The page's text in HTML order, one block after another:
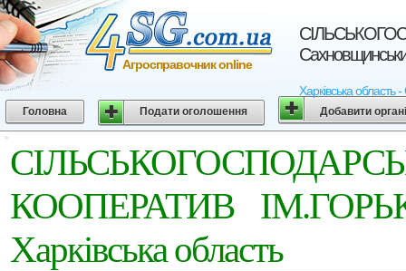
Харківська
Агросправочник online
Головна Подати оголошення Добавити
КООПЕРАТИВ
Харківська область